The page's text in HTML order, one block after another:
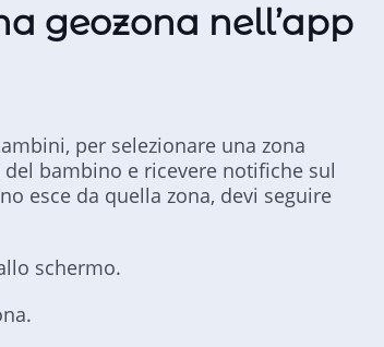
geozona nell’app
per selezionare una zona
bambino e ricevere notifiche sul
esce da quella zona, devi seguire
schermo.